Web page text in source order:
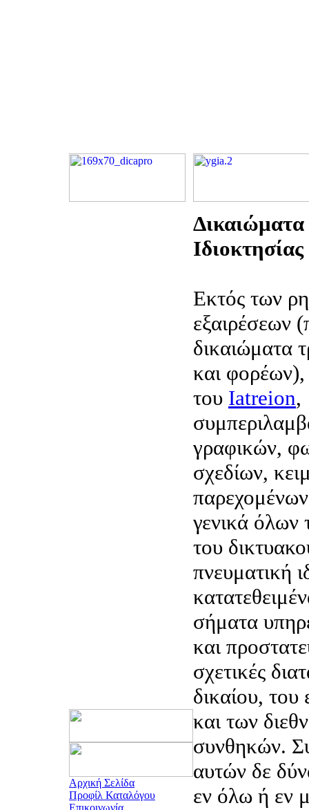
Αρχική Σελίδα
Προφίλ Καταλόγου
Επικοινωνία
Εκτός των
εξαιρέσεων
δικαιώματα
και φορέων),
του Iatreion,
γραφικών,
σχεδίων,
γενικά όλων
του
πνευματική
σήματα
και
σχετικές
δικαίου, του
και των
συνθηκών.
αυτών δε
εν όλω ή εν